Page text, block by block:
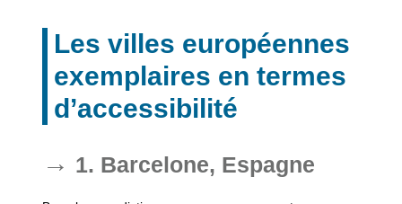
Les villes européennes
exemplaires en termes
d’accessibilité
1. Barcelone, Espagne